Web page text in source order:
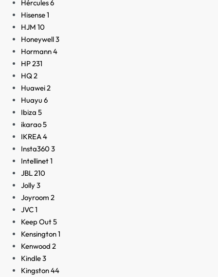
Hércules6
Hisense1
HJM 10
Honeywell3
Hormann4
HP231
HQ2
Huawei2
Huayu 6
Ibiza 5
ikarao5
IKREA4
Insta3603
Intellinet1
JBL210
Jolly3
Joyroom 2
JVC1
Keep Out5
Kensington1
Kenwood 2
Kindle3
Kingston44